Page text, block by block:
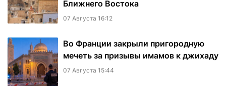
Ближнего Востока
07 Августа 16:12
Во Франции закрыли пригородную
мечеть за призывы имамов к джихаду
07 Августа 15:44